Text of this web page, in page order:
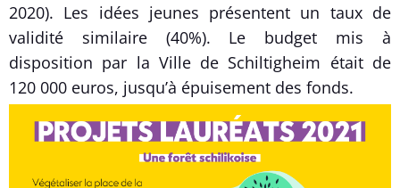
2020). Les idées jeunes présentent un taux de
validité similaire (40%). Le budget mis à
disposition par la Ville de Schiltigheim était de
120 000 euros, jusqu’à épuisement des fonds.